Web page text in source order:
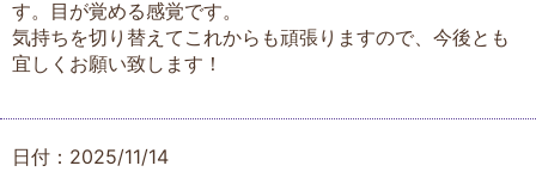
す。目が覚める感覚です。
気持ちを切り替えてこれからも頑張りますので、今後とも
宜しくお願い致します！
日付：2025/11/14